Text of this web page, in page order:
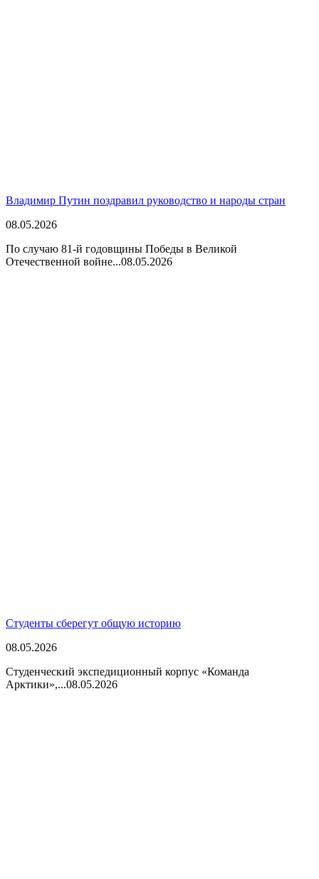
Владимир Путин поздравил руководство и народы стран
08.05.2026
По случаю 81-й годовщины Победы в Великой
Отечественной войне...08.05.2026
Студенты сберегут общую историю
08.05.2026
Студенческий экспедиционный корпус «Команда
Арктики»,...08.05.2026